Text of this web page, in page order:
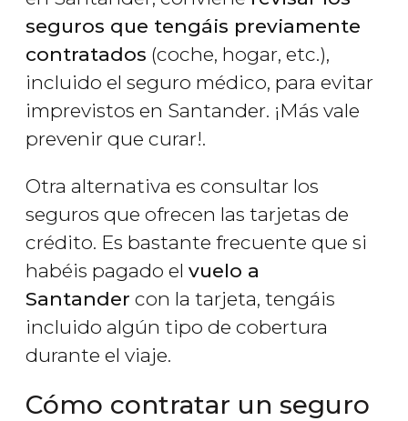
seguros que tengáis previamente
contratados (coche, hogar, etc.),
incluido el seguro médico, para evitar
imprevistos en Santander. ¡Más vale
prevenir que curar!.
Otra alternativa es consultar los
seguros que ofrecen las tarjetas de
crédito. Es bastante frecuente que si
habéis pagado el vuelo a
Santander con la tarjeta, tengáis
incluido algún tipo de cobertura
durante el viaje.
Cómo contratar un seguro